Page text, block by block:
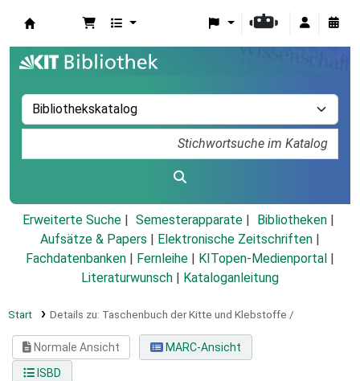
Erweiterte Suche Semesterapparate
Bibliotheken
Aufsätze & Papers
Elektronische Zeitschriften
Fachdatenbanken
Fernleihe KITopen-Medienportal
Literaturwunsch
Kataloganleitung
Start Details zu: Taschenbuch der Kitte und Klebstoffe /
Normale Ansicht
MARC-Ansicht
ISBD